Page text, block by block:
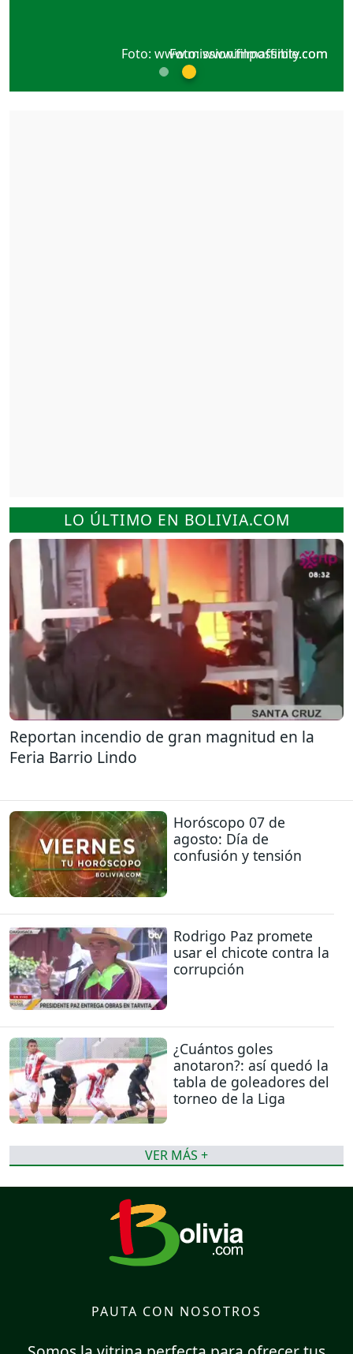
Foto: www.missionimpossible.com
Foto: www.filmaffinity.com
LO ÚLTIMO EN BOLIVIA.COM
Reportan incendio de gran magnitud en la
Feria Barrio Lindo
Horóscopo 07 de
agosto: Día de
confusión y tensión
Rodrigo Paz promete
usar el chicote contra la
corrupción
¿Cuántos goles
anotaron?: así quedó la
tabla de goleadores del
torneo de la Liga
VER MÁS +
PAUTA CON NOSOTROS